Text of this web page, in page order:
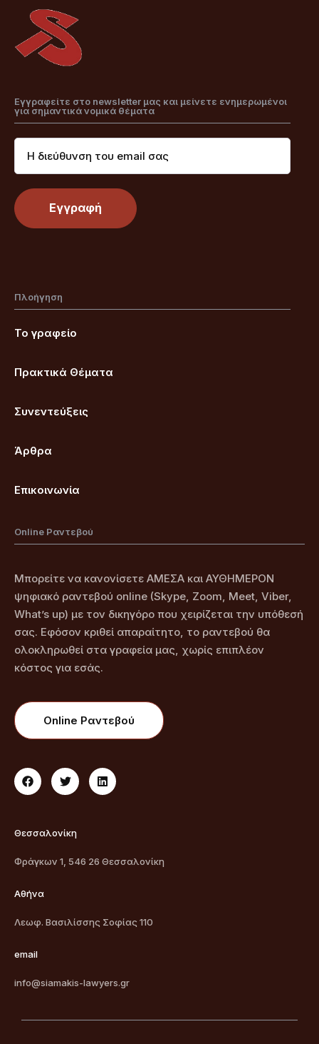
Εγγραφείτε στο newsletter μας και μείνετε ενημερωμένοι
για σημαντικά νομικά θέματα
Πλοήγηση
Το γραφείο
Πρακτικά Θέματα
Συνεντεύξεις
Άρθρα
Επικοινωνία
Online Ραντεβού
Μπορείτε να κανονίσετε ΑΜΕΣΑ και ΑΥΘΗΜΕΡΟΝ
ψηφιακό ραντεβού online (Skype, Zoom, Meet, Viber,
What’s up) με τον δικηγόρο που χειρίζεται την υπόθεσή
σας. Εφόσον κριθεί απαραίτητο, το ραντεβού θα
ολοκληρωθεί στα γραφεία μας, χωρίς επιπλέον
κόστος για εσάς.
Online Ραντεβού
Θεσσαλονίκη
Φράγκων 1, 546 26 Θεσσαλονίκη
Αθήνα
Λεωφ. Βασιλίσσης Σοφίας 110
email
info@siamakis-lawyers.gr